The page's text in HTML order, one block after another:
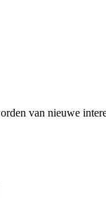
van nieuwe